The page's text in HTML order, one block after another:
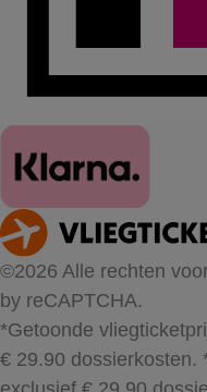
©2026 Alle rechten
by reCAPTCHA.
*Getoonde
€ 29.90 dossierkosten.